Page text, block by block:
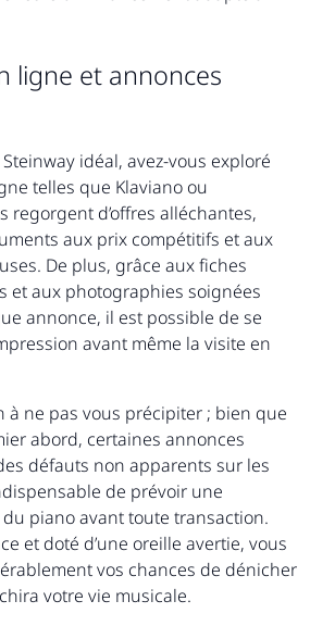
ligne et annonces
idéal, avez-vous exploré
telles que Klaviano ou
regorgent d’offres alléchantes,
aux prix compétitifs et aux
De plus, grâce aux fiches
et aux photographies soignées
annonce, il est possible de se
avant même la visite en
à ne pas vous précipiter ; bien que
abord, certaines annonces
défauts non apparents sur les
de prévoir une
piano avant toute transaction.
et doté d’une oreille avertie, vous
vos chances de dénicher
votre vie musicale.